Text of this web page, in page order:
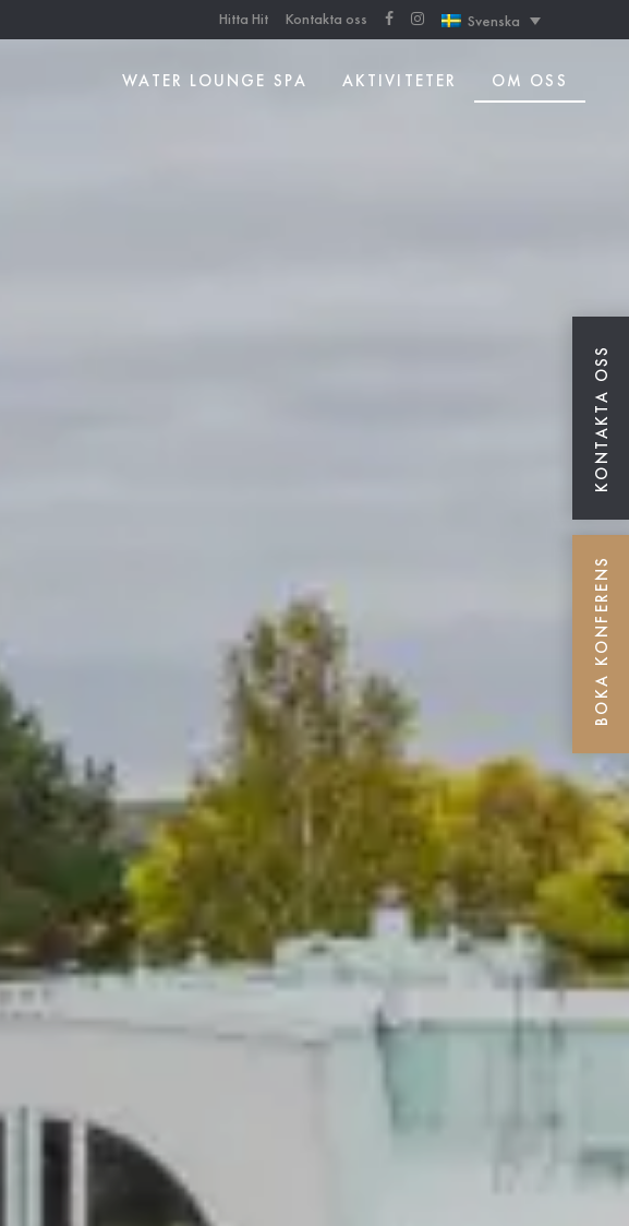
Hitta Hit Kontakta oss Svenska
WATER LOUNGE SPA AKTIVITETER OM OSS
BOKA KONFERENS
KONTAKTA OSS